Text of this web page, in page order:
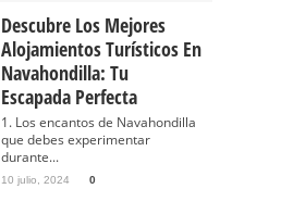
Descubre Los Mejores
Alojamientos Turísticos En
Navahondilla: Tu
Escapada Perfecta
1. Los encantos de Navahondilla
que debes experimentar
durante...
10 julio, 2024 0